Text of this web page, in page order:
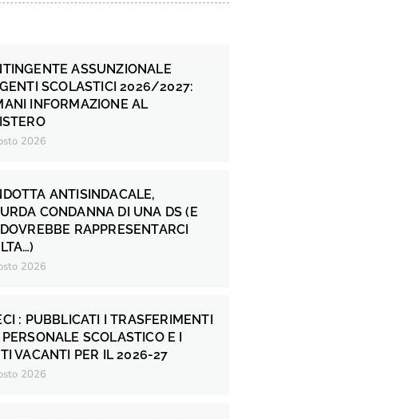
ASSUNZIONALE
SCOLASTICI 2026/2027:
INFORMAZIONE AL
2026
ANTISINDACALE,
CONDANNA DI UNA DS (E
RAPPRESENTARCI
2026
: PUBBLICATI I TRASFERIMENTI
SCOLASTICO E I
VACANTI PER IL 2026-27
2026